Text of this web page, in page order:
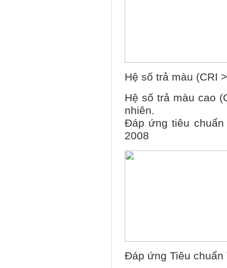
Hệ số trả màu (CRI
Hệ số trả màu cao
nhiên.
Đáp ứng tiêu chuẩn
2008
Đáp ứng Tiêu chuẩn